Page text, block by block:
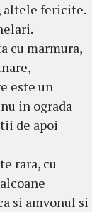
altele fericite.
cu marmura,
este un
in ograda
de apoi
rara, cu
si amvonul si